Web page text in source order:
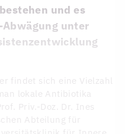
und es
unter
findet sich eine Vielzahl
lokale Antibiotika
Priv.-Doz. Dr. Ines